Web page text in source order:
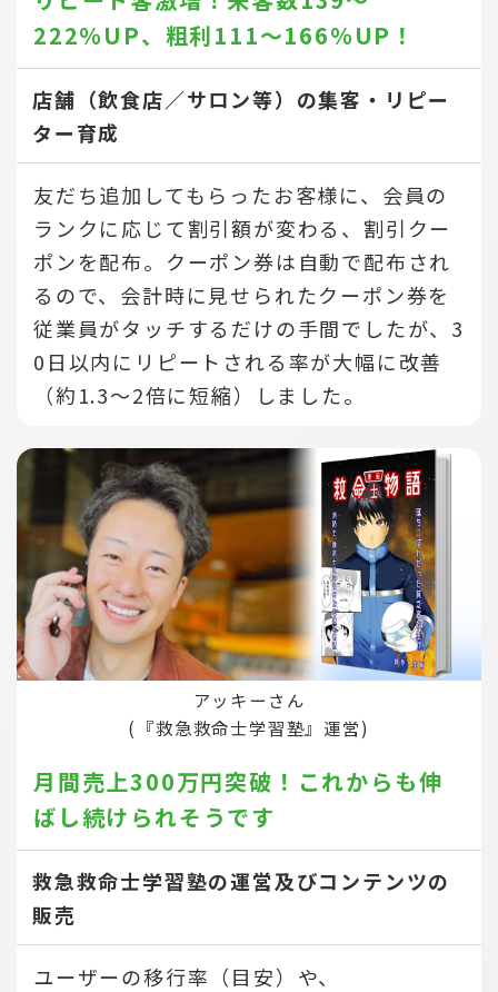
222％UP、 粗利111～166％UP！
店舗（飲食店／サロン等）の集客・リピー
ター育成
友だち追加してもらったお客様に、会員の
ランクに応じて割引額が変わる、割引クー
ポンを配布。クーポン券は自動で配布され
るので、会計時に見せられたクーポン券を
従業員がタッチするだけの手間でしたが、3
0日以内にリピートされる率が大幅に改善
（約1.3～2倍に短縮）しました。
アッキーさん
(『救急救命士学習塾』運営)
月間売上300万円突破！ これからも伸
ばし続けられそうです
救急救命士学習塾の運営及びコンテンツの
販売
ユーザーの移行率（目安）や、